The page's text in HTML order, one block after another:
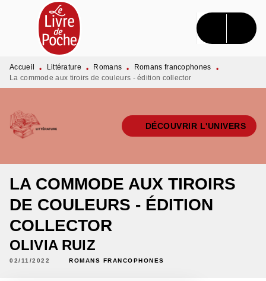
MENU RECHERCHE CONTENU
PIED DE PAGE
Accueil • Littérature • Romans • Romans francophones
•
La commode aux tiroirs de couleurs - édition collector
DÉCOUVRIR L'UNIVERS
LA COMMODE AUX TIROIRS
DE COULEURS - ÉDITION
COLLECTOR
OLIVIA RUIZ
02/11/2022 ROMANS FRANCOPHONES